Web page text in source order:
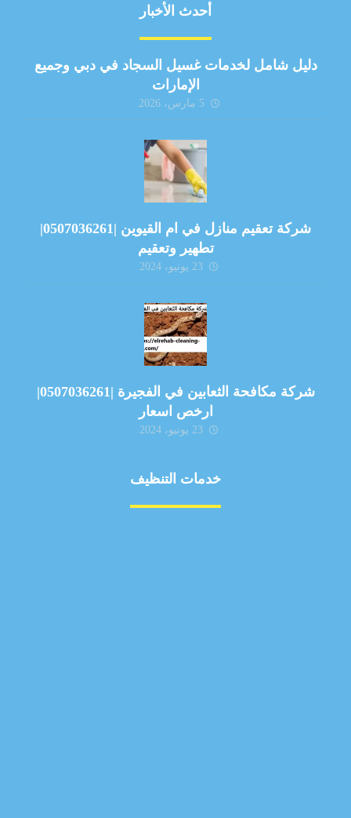
أحدث الأخبار
دليل شامل لخدمات غسيل السجاد في دبي وجميع
الإمارات
5 مارس، 2026
شركة تعقيم منازل في ام القيوين |0507036261|
تطهير وتعقيم
23 يونيو، 2024
شركة مكافحة الثعابين في الفجيرة |0507036261|
ارخص اسعار
23 يونيو، 2024
خدمات التنظيف